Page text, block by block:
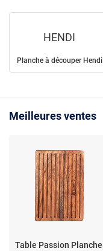
HENDI
Planche à découper Hendi
Meilleures ventes
Table Passion Planche